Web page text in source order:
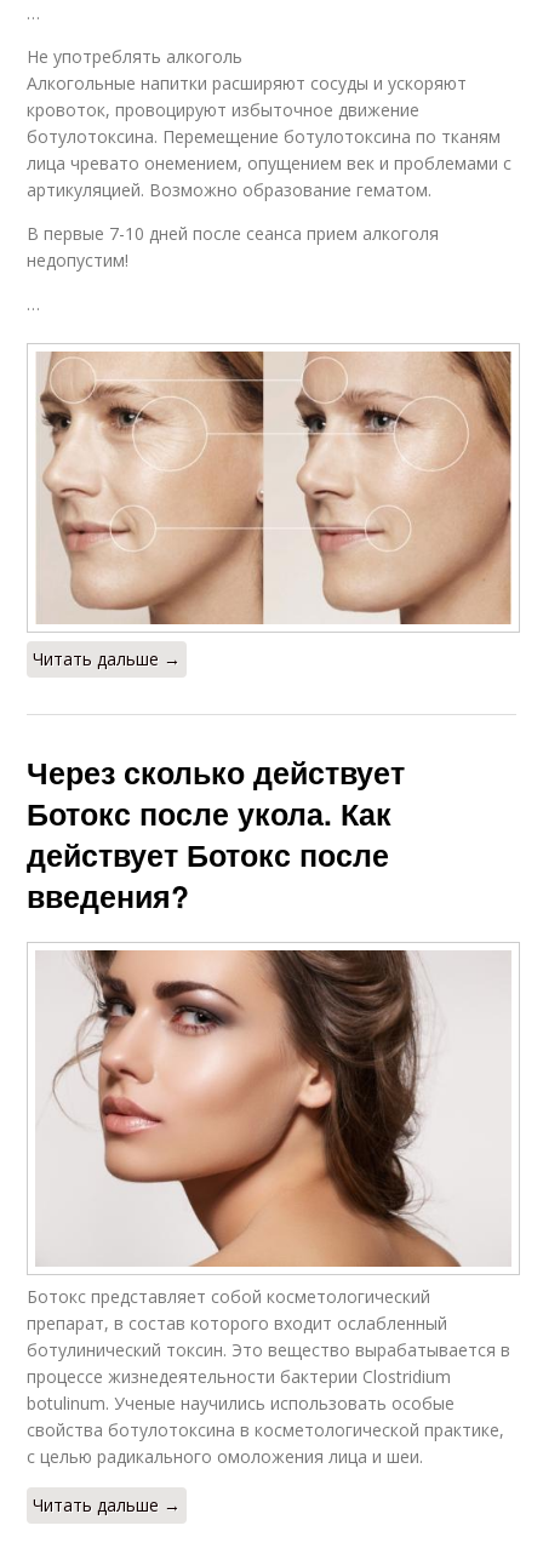
…
Не употреблять алкоголь
Алкогольные напитки расширяют сосуды и ускоряют
кровоток, провоцируют избыточное движение
ботулотоксина. Перемещение ботулотоксина по тканям
лица чревато онемением, опущением век и проблемами с
артикуляцией. Возможно образование гематом.
В первые 7-10 дней после сеанса прием алкоголя
недопустим!
…
Читать дальше →
Через сколько действует
Ботокс после укола. Как
действует Ботокс после
введения?
Ботокс представляет собой кос­ме­то­ло­гический
препарат, в состав которого входит ослабленный
ботулинический токсин. Это ве­щес­тво вырабатывается в
про­цес­се жизнедеятельности бактерии Clostridium
botulinum. Ученые научились использовать особые
свойства ботулотоксина в кос­ме­тологической практике,
с целью радикального омоложения лица и шеи.
Читать дальше →